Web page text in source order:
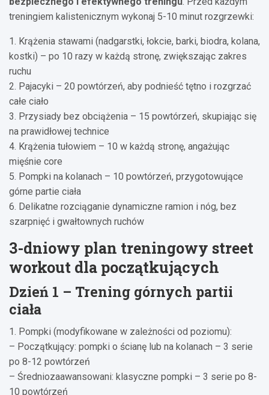
treningiem kalistenicznym wykonaj 5-10 minut rozgrzewki:
1. Krążenia stawami (nadgarstki, łokcie, barki, biodra, kolana,
kostki) – po 10 razy w każdą stronę, zwiększając zakres
ruchu
2. Pajacyki – 20 powtórzeń, aby podnieść tętno i rozgrzać
całe ciało
3. Przysiady bez obciążenia – 15 powtórzeń, skupiając się
na prawidłowej technice
4. Krążenia tułowiem – 10 w każdą stronę, angażując
mięśnie core
5. Pompki na kolanach – 10 powtórzeń, przygotowujące
górne partie ciała
6. Delikatne rozciąganie dynamiczne ramion i nóg, bez
szarpnięć i gwałtownych ruchów
3-dniowy plan treningowy street
workout dla początkujących
Dzień 1 – Trening górnych partii
ciała
1. Pompki (modyfikowane w zależności od poziomu):
– Początkujący: pompki o ścianę lub na kolanach – 3 serie
po 8-12 powtórzeń
– Średniozaawansowani: klasyczne pompki – 3 serie po 8-
10 powtórzeń